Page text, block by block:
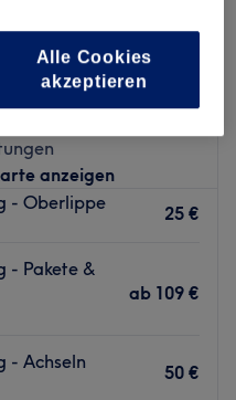
anzeigen
- Oberlippe
25 €
- Pakete &
ab 109 €
- Achseln
50 €
Alle Cookies
akzeptieren